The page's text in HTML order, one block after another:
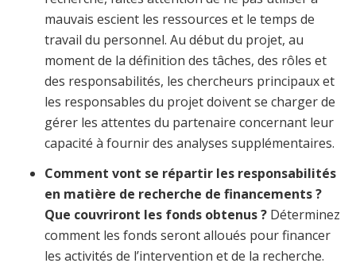
mauvais escient les ressources et le temps de
travail du personnel. Au début du projet, au
moment de la définition des tâches, des rôles et
des responsabilités, les chercheurs principaux et
les responsables du projet doivent se charger de
gérer les attentes du partenaire concernant leur
capacité à fournir des analyses supplémentaires.
Comment vont se répartir les responsabilités
en matière de recherche de financements ?
Que couvriront les fonds obtenus ? Déterminez
comment les fonds seront alloués pour financer
les activités de l’intervention et de la recherche.